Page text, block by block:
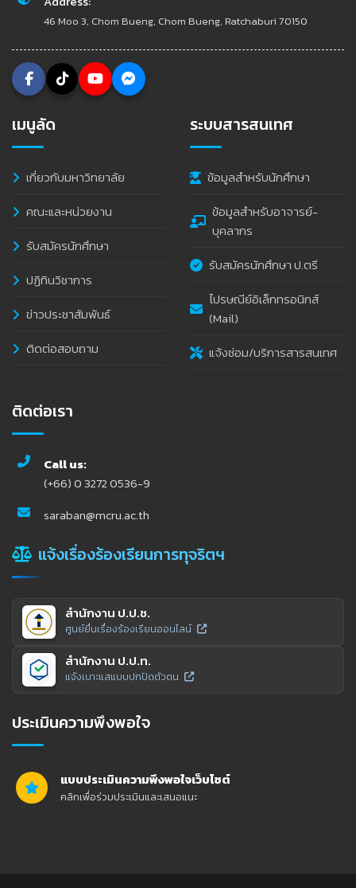
46 Moo 3, Chom Bueng, Chom Bueng, Ratchaburi 70150
เมนูลัด
เกี่ยวกับมหาวิทยาลัย
คณะและหน่วยงาน
รับสมัครนักศึกษา
ปฏิทินวิชาการ
ข่าวประชาสัมพันธ์
ติดต่อสอบถาม
ระบบสารสนเทศ
ข้อมูลสำหรับนักศึกษา
ข้อมูลสำหรับอาจารย์-
บุคลากร
รับสมัครนักศึกษา ป.ตรี
ไปรษณีย์อิเล็กทรอนิกส์
(Mail)
แจ้งซ่อม/บริการสารสนเทศ
ติดต่อเรา
Call us:
(+66) 0 3272 0536-9
saraban@mcru.ac.th
แจ้งเรื่องร้องเรียนการทุจริตฯ
สำนักงาน ป.ป.ช.
ศูนย์ยื่นเรื่องร้องเรียนออนไลน์
สำนักงาน ป.ป.ท.
แจ้งเบาะแสแบบปกปิดตัวตน
ประเมินความพึงพอใจ
แบบประเมินความพึงพอใจเว็บไซต์
คลิกเพื่อร่วมประเมินและเสนอแนะ